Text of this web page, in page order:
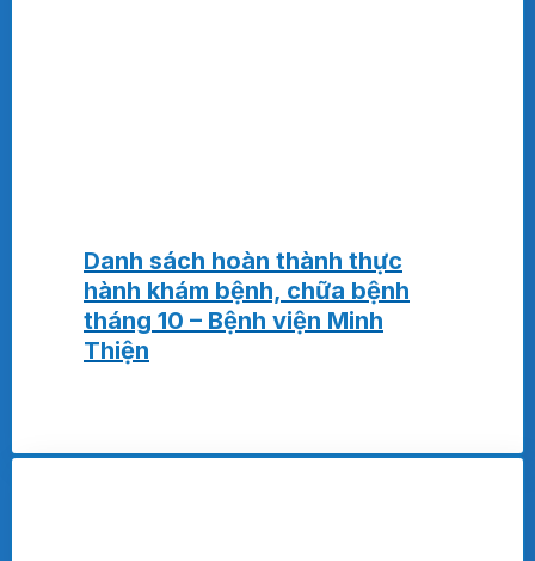
Danh sách hoàn thành thực
hành khám bệnh, chữa bệnh
tháng 10 – Bệnh viện Minh
Thiện